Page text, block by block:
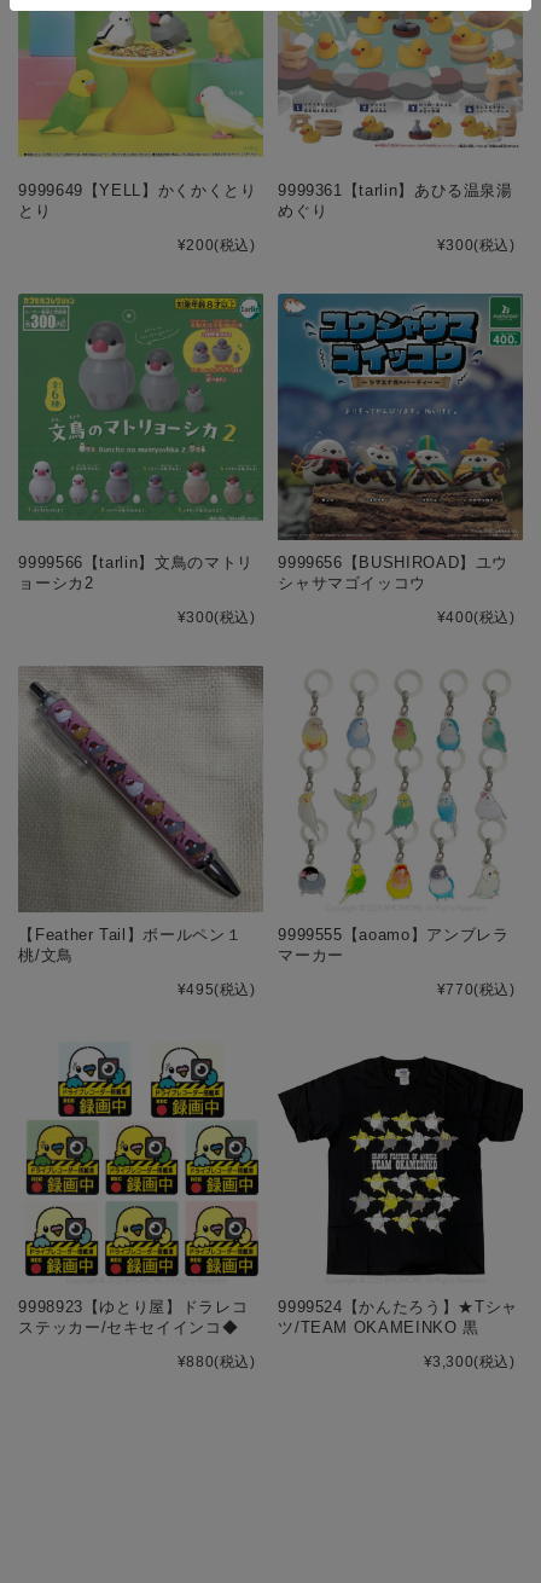
9999649【YELL】かくかくとり
とり
¥200(税込)
9999361【tarlin】あひる温泉湯
めぐり
¥300(税込)
9999566【tarlin】文鳥のマトリ
ョーシカ2
¥300(税込)
9999656【BUSHIROAD】ユウ
シャサマゴイッコウ
¥400(税込)
【Feather Tail】ボールペン１
桃/文鳥
¥495(税込)
9999555【aoamo】アンブレラ
マーカー
¥770(税込)
9998923【ゆとり屋】ドラレコ
ステッカー/セキセイインコ◆
¥880(税込)
9999524【かんたろう】★Tシャ
ツ/TEAM OKAMEINKO 黒
¥3,300(税込)